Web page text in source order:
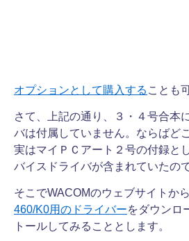
オプションとして購入する ことも
さて、上記の通り、３・４号合本
バは付属していません。ならばど
実はマイＰＣアート２号の付録と
バイスドライバが含まれていたので
そこでWACOMのウェブサイトから
460/K0用のドライバーをダウンロ
トールしてみることとします。